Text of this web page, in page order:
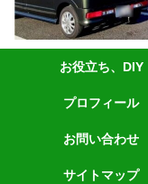
お役立ち、DIY
プロフィール
お問い合わせ
サイトマップ